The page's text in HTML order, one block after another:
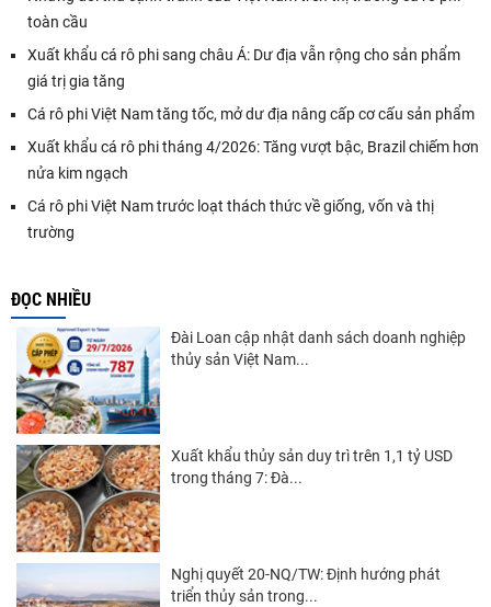
toàn cầu
Xuất khẩu cá rô phi sang châu Á: Dư địa vẫn rộng cho sản phẩm
giá trị gia tăng
Cá rô phi Việt Nam tăng tốc, mở dư địa nâng cấp cơ cấu sản phẩm
Xuất khẩu cá rô phi tháng 4/2026: Tăng vượt bậc, Brazil chiếm hơn
nửa kim ngạch
Cá rô phi Việt Nam trước loạt thách thức về giống, vốn và thị
trường
ĐỌC NHIỀU
Đài Loan cập nhật danh sách doanh nghiệp
thủy sản Việt Nam...
Xuất khẩu thủy sản duy trì trên 1,1 tỷ USD
trong tháng 7: Đà...
Nghị quyết 20-NQ/TW: Định hướng phát
triển thủy sản trong...